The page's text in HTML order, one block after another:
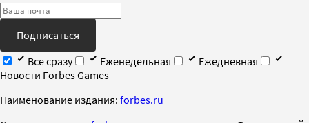
Подписаться
Все сразу
Еженедельная
Ежедневная
Новости Forbes Games
Наименование издания: forbes.ru